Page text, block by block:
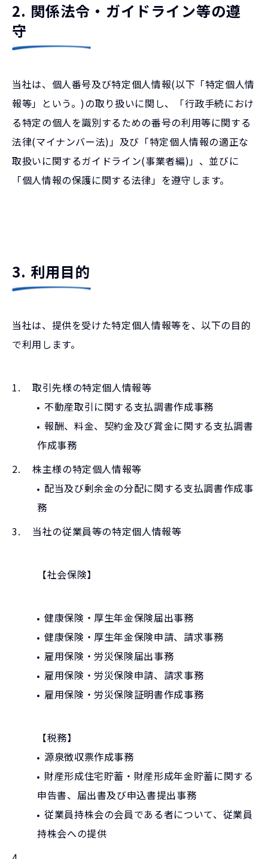
2. 関係法令・ガイドライン等の遵
守
当社は、個人番号及び特定個人情報(以下「特定個人情
報等」という。)の取り扱いに関し、「行政手続におけ
る特定の個人を識別するための番号の利用等に関する
法律(マイナンバー法)」及び「特定個人情報の適正な
取扱いに関するガイドライン(事業者編)」、並びに
「個人情報の保護に関する法律」を遵守します。
3. 利用目的
当社は、提供を受けた特定個人情報等を、以下の目的
で利用します。
取引先様の特定個人情報等
不動産取引に関する支払調書作成事務
報酬、料金、契約金及び賞金に関する支払調書
作成事務
株主様の特定個人情報等
配当及び剰余金の分配に関する支払調書作成事
務
当社の従業員等の特定個人情報等
【社会保険】
健康保険・厚生年金保険届出事務
健康保険・厚生年金保険申請、請求事務
雇用保険・労災保険届出事務
雇用保険・労災保険申請、請求事務
雇用保険・労災保険証明書作成事務
【税務】
源泉徴収票作成事務
財産形成住宅貯蓄・財産形成年金貯蓄に関する
申告書、届出書及び申込書提出事務
従業員持株会の会員である者について、従業員
持株会への提供